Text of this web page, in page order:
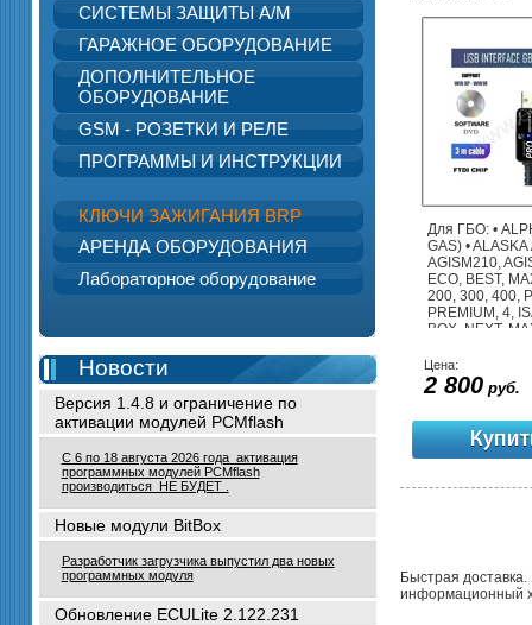
СИСТЕМЫ ЗАЩИТЫ А/М
ГАРАЖНОЕ ОБОРУДОВАНИЕ
ДОПОЛНИТЕЛЬНОЕ
ОБОРУДОВАНИЕ
GSM - РОЗЕТКИ И РЕЛЕ
ПРОГРАММЫ И ИНСТРУКЦИИ
КЛЮЧИ ЗАЖИГАНИЯ BRP
АРЕНДА ОБОРУДОВАНИЯ
Лабораторное оборудование
Новости
Версия 1.4.8 и ограничение по
активации модулей PCMflash
С 6 по 18 августа 2026 года активация
программных модулей PCMflash
производиться НЕ БУДЕТ .
Новые модули BitBox
Разработчик загрузчика выпустил два новых
программных модуля
Обновление ECULite 2.122.231
Для ГБО: •
GAS) • ALASKA
AGISM210,
ECO, BEST,
200, 300, 400,
PREMIUM, 4,
BOX, NEXT,
DGI, MAXI 2,
MP-32,48,
AKME, BINGO,
LOVATO /
E-GO •
SMART 10,
ATIKER / FAST,
SAFEFAST •
Цена:
2 800руб.
Быстрая
информационный